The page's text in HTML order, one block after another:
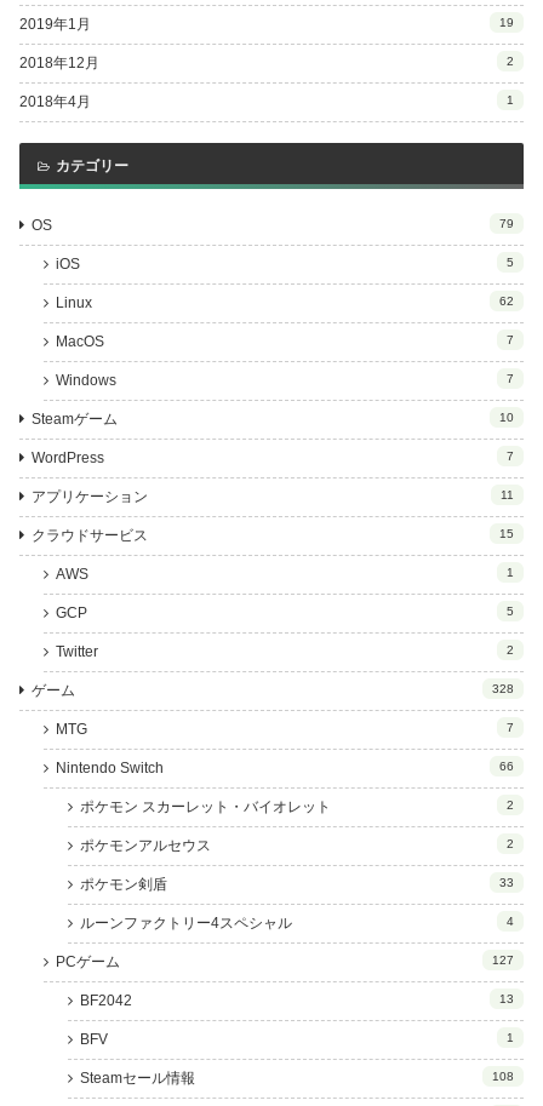
2019年1月 19
2018年12月 2
2018年4月 1
カテゴリー
OS 79
iOS 5
Linux 62
MacOS 7
Windows 7
Steamゲーム 10
WordPress 7
アプリケーション 11
クラウドサービス 15
AWS 1
GCP 5
Twitter 2
ゲーム 328
MTG 7
Nintendo Switch 66
ポケモン スカーレット・バイオレット 2
ポケモンアルセウス 2
ポケモン剣盾 33
ルーンファクトリー4スペシャル 4
PCゲーム 127
BF2042 13
BFV 1
Steamセール情報 108